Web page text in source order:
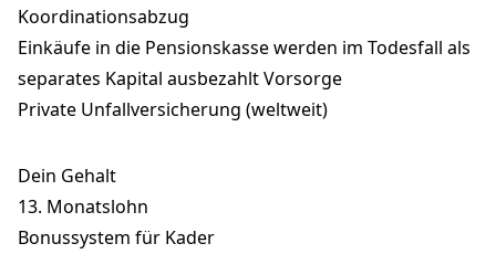
Koordinationsabzug
Einkäufe in die Pensionskasse werden im Todesfall als
separates Kapital ausbezahlt Vorsorge
Private Unfallversicherung (weltweit)
Dein Gehalt
13. Monatslohn
Bonussystem für Kader